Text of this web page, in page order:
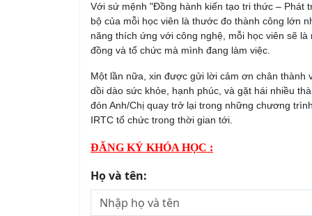
Với sứ mệnh "Đồng hành kiến tạo tri thức – Phát
bộ của mỗi học viên là thước đo thành công lớn
năng thích ứng với công nghệ, mỗi học viên sẽ
đồng và tổ chức mà mình đang làm việc.
Một lần nữa, xin được gửi lời cảm ơn chân thành
dồi dào sức khỏe, hạnh phúc, và gặt hái nhiều
đón Anh/Chị quay trở lại trong những chương
IRTC tổ chức trong thời gian tới.
ĐĂNG KÝ KHÓA HỌC :
Họ và tên: